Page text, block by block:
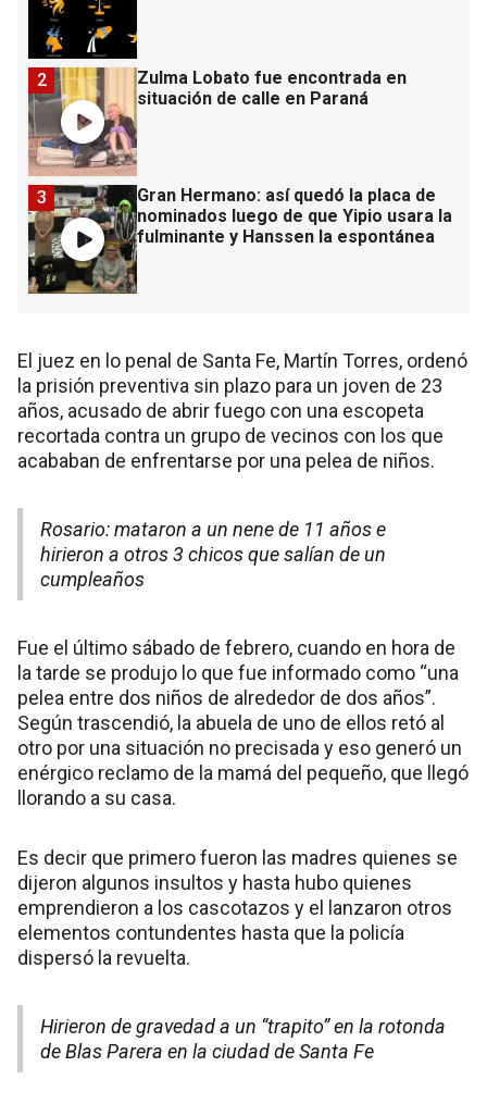
Zulma Lobato fue encontrada en
situación de calle en Paraná
2
Gran Hermano: así quedó la placa de
nominados luego de que Yipio usara la
fulminante y Hanssen la espontánea
3
El juez en lo penal de Santa Fe, Martín Torres, ordenó
la prisión preventiva sin plazo para un joven de 23
años, acusado de abrir fuego con una escopeta
recortada contra un grupo de vecinos con los que
acababan de enfrentarse por una pelea de niños.
Rosario: mataron a un nene de 11 años e
hirieron a otros 3 chicos que salían de un
cumpleaños
Fue el último sábado de febrero, cuando en hora de
la tarde se produjo lo que fue informado como “una
pelea entre dos niños de alrededor de dos años”.
Según trascendió, la abuela de uno de ellos retó al
otro por una situación no precisada y eso generó un
enérgico reclamo de la mamá del pequeño, que llegó
llorando a su casa.
Es decir que primero fueron las madres quienes se
dijeron algunos insultos y hasta hubo quienes
emprendieron a los cascotazos y el lanzaron otros
elementos contundentes hasta que la policía
dispersó la revuelta.
Hirieron de gravedad a un “trapito” en la rotonda
de Blas Parera en la ciudad de Santa Fe